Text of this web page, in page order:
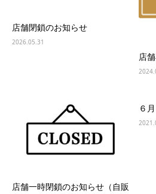
店舗閉鎖のお知らせ
2026.05.31
店
店舗一時閉鎖のお知らせ（自販
６